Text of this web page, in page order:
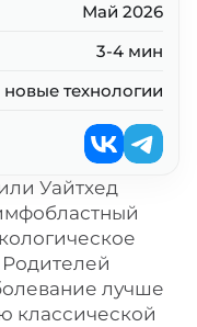
Уайтхед
лучше
классической
Май 2026
3-4 мин
технологии